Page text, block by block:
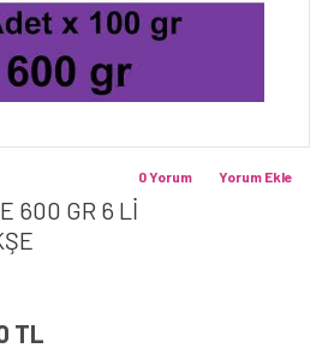
600 GR 6 Lİ
Yorum Ekle
0 Yorum
TL